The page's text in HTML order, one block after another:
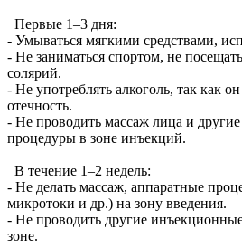
Первые 1–3 дня:
- Умываться мягкими средствами,
- Не заниматься спортом, не
солярий.
- Не употреблять алкоголь, так как
отечность.
- Не проводить массаж лица и другие
процедуры в зоне инъекций.
В течение 1–2 недель:
- Не делать массаж, аппаратные
микротоки и др.) на зону введения.
- Не проводить другие
зоне.